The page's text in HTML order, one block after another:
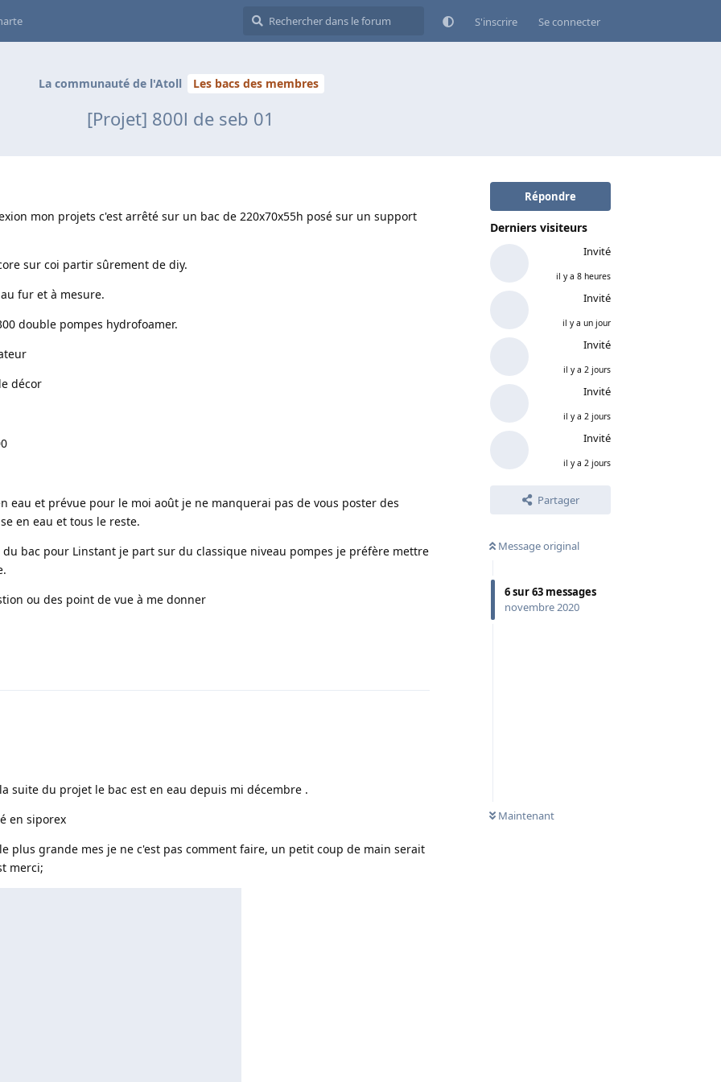
S'inscrire Se connecter
La communauté de l'Atoll Les bacs des membres
[Projet] 800l de seb 01
Répondre
Derniers visiteurs
Invité
il y a 8 heures
Invité
il y a un jour
Invité
il y a 2 jours
Invité
il y a 2 jours
Invité
il y a 2 jours
Partager
Message original
6sur63 messages
novembre 2020
Maintenant
mon projets c'est arrêté sur un bac de 220x70x55h posé sur un support
sur coi partir sûrement de diy.
fur et à mesure.
double pompes hydrofoamer.
décor
eau et prévue pour le moi août je ne manquerai pas de vous poster des
en eau et tous le reste.
bac pour Linstant je part sur du classique niveau pompes je préfère mettre
ou des point de vue à me donner
suite du projet le bac est en eau depuis mi décembre .
en siporex
plus grande mes je ne c'est pas comment faire, un petit coup de main serait
merci;